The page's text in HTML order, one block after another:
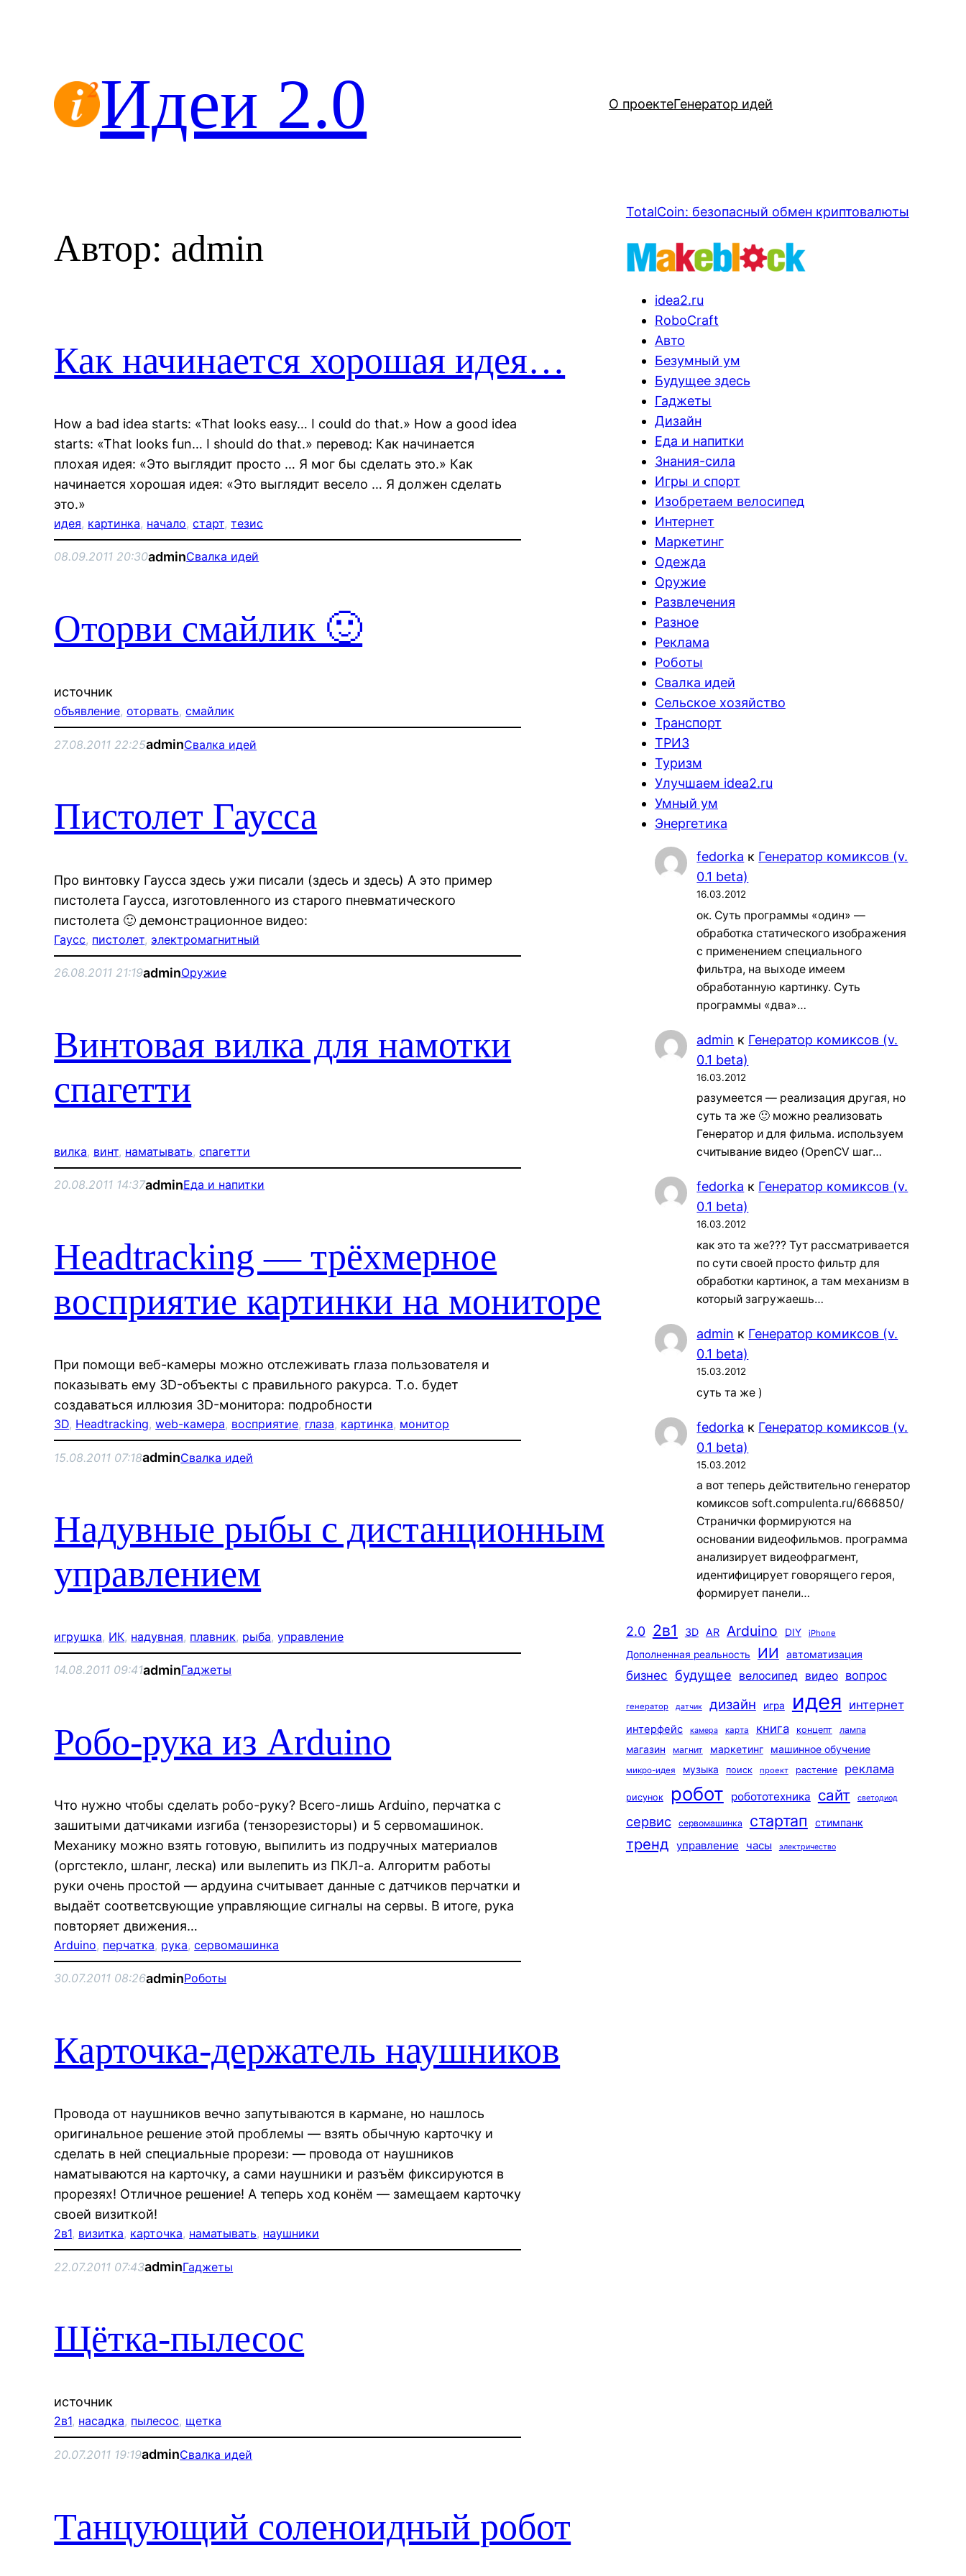
Идеи 2.0 О проектеГенератор идей
Автор: admin
Как начинается хорошая идея…
How a bad idea starts: «That looks easy… I could do that.» How a good idea
starts: «That looks fun… I should do that.» перевод: Как начинается
плохая идея: «Это выглядит просто … Я мог бы сделать это.» Как
начинается хорошая идея: «Это выглядит весело … Я должен сделать
это.»
идея, картинка, начало, старт, тезис
08.09.2011 20:30adminСвалка идей
Оторви смайлик 🙂
источник
объявление, оторвать, смайлик
27.08.2011 22:25adminСвалка идей
Пистолет Гаусса
Про винтовку Гаусса здесь ужи писали (здесь и здесь) А это пример
пистолета Гаусса, изготовленного из старого пневматического
пистолета 🙂 демонстрационное видео:
Гаусс, пистолет, электромагнитный
26.08.2011 21:19adminОружие
Винтовая вилка для намотки
спагетти
вилка, винт, наматывать, спагетти
20.08.2011 14:37adminЕда и напитки
Headtracking — трёхмерное
восприятие картинки на мониторе
При помощи веб-камеры можно отслеживать глаза пользователя и
показывать ему 3D-объекты с правильного ракурса. Т.о. будет
создаваться иллюзия 3D-монитора: подробности
3D, Headtracking, web-камера, восприятие, глаза, картинка, монитор
15.08.2011 07:18adminСвалка идей
Надувные рыбы с дистанционным
управлением
игрушка, ИК, надувная, плавник, рыба, управление
14.08.2011 09:41adminГаджеты
Робо-рука из Arduino
Что нужно чтобы сделать робо-руку? Всего-лишь Arduino, перчатка с
зашитыми датчиками изгиба (тензорезисторы) и 5 сервомашинок.
Механику можно взять готовую, выпилить из подручных материалов
(оргстекло, шланг, леска) или вылепить из ПКЛ-а. Алгоритм работы
руки очень простой — ардуина cчитывает данные с датчиков перчатки и
выдаёт соответсвующие управляющие сигналы на сервы. В итоге, рука
повторяет движения…
Arduino, перчатка, рука, сервомашинка
30.07.2011 08:26adminРоботы
Карточка-держатель наушников
Провода от наушников вечно запутываются в кармане, но нашлось
оригинальное решение этой проблемы — взять обычную карточку и
сделать в ней специальные прорези: — провода от наушников
наматываются на карточку, а сами наушники и разъём фиксируются в
прорезях! Отличное решение! А теперь ход конём — замещаем карточку
своей визиткой!
2в1, визитка, карточка, наматывать, наушники
22.07.2011 07:43adminГаджеты
Щётка-пылесос
источник
2в1, насадка, пылесос, щетка
20.07.2011 19:19adminСвалка идей
Танцующий соленоидный робот
TotalCoin: безопасный обмен криптовалюты
idea2.ru
RoboCraft
Авто
Безумный ум
Будущее здесь
Гаджеты
Дизайн
Еда и напитки
Знания-сила
Игры и спорт
Изобретаем велосипед
Интернет
Маркетинг
Одежда
Оружие
Развлечения
Разное
Реклама
Роботы
Свалка идей
Сельское хозяйство
Транспорт
ТРИЗ
Туризм
Улучшаем idea2.ru
Умный ум
Энергетика
fedorka к Генератор комиксов (v.
0.1 beta)
16.03.2012
ок. Суть программы «один» —
обработка статического изображения
с применением специального
фильтра, на выходе имеем
обработанную картинку. Суть
программы «два»…
admin к Генератор комиксов (v.
0.1 beta)
16.03.2012
разумеется — реализация другая, но
суть та же 🙂 можно реализовать
Генератор и для фильма. используем
считывание видео (OpenCV шаг…
fedorka к Генератор комиксов (v.
0.1 beta)
16.03.2012
как это та же??? Тут рассматривается
по сути своей просто фильтр для
обработки картинок, а там механизм в
который загружаешь…
admin к Генератор комиксов (v.
0.1 beta)
15.03.2012
суть та же )
fedorka к Генератор комиксов (v.
0.1 beta)
15.03.2012
а вот теперь действительно генератор
комиксов soft.compulenta.ru/666850/
Странички формируются на
основании видеофильмов. программа
анализирует видеофрагмент,
идентифицирует говорящего героя,
формирует панели…
2.0 2в1 3D AR Arduino DIY iPhone
Дополненная реальность ИИ автоматизация
бизнес будущее велосипед видео вопрос
генератор датчик дизайн игра идея интернет
интерфейс камера карта книга концепт лампа
магазин магнит маркетинг машинное обучение
микро-идея музыка поиск проект растение реклама
рисунок робот робототехника сайт светодиод
сервис сервомашинка стартап стимпанк
тренд управление часы электричество